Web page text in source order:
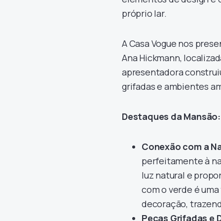
próprio lar.
A Casa Vogue nos
Ana Hickmann,
apresentadora
grifadas e ambientes
Destaques da Mansão:
Conexão com a
perfeitamente à
luz natural e
com o verde é
decoração,
Peças Grifadas e